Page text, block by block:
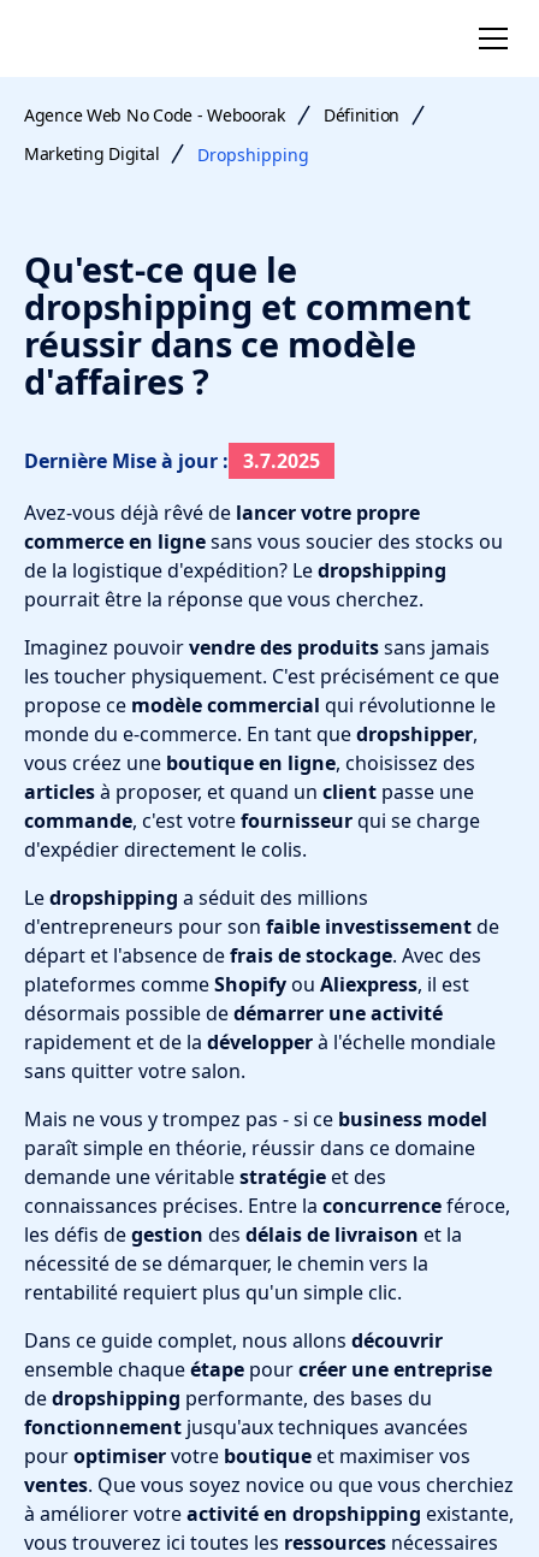
Agence Web No Code - Weboorak
Définition
Marketing Digital
Dropshipping
Qu'est-ce que le
dropshipping et comment
réussir dans ce modèle
d'affaires ?
Dernière Mise à jour : 3.7.2025
Avez-vous déjà rêvé de lancer votre propre
commerce en lignesans vous soucier des stocks ou
de la logistique d'expédition? Ledropshipping
pourrait être la réponse que vous cherchez.
Imaginez pouvoirvendre des produitssans jamais
les toucher physiquement. C'est précisément ce que
propose ce modèle commercial qui révolutionne le
monde du e-commerce. En tant quedropshipper,
vous créez une boutique en ligne, choisissez des
articlesà proposer, et quand un client passe une
commande, c'est votrefournisseurqui se charge
d'expédier directement le colis.
Ledropshipping a séduit des millions
d'entrepreneurs pour son faible investissementde
départ et l'absence defrais de stockage. Avec des
plateformes commeShopifyou Aliexpress, il est
désormais possible dedémarrer une activité
rapidement et de la développerà l'échelle mondiale
sans quitter votre salon.
Mais ne vous y trompez pas - si ce business model
paraît simple en théorie, réussir dans ce domaine
demande une véritablestratégieet des
connaissances précises. Entre la concurrenceféroce,
les défis degestion des délais de livraison et la
nécessité de se démarquer, le chemin vers la
rentabilité requiert plus qu'un simple clic.
Dans ce guide complet, nous allons découvrir
ensemble chaqueétape pourcréer une entreprise
dedropshipping performante, des bases du
fonctionnement jusqu'aux techniques avancées
pouroptimiservotre boutiqueet maximiser vos
ventes. Que vous soyez novice ou que vous cherchiez
à améliorer votreactivité en dropshipping existante,
vous trouverez ici toutes les ressources nécessaires